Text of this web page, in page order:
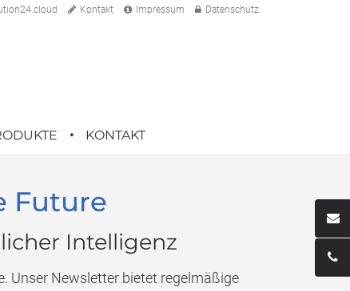
Kontakt Impressum Datenschutz
KONTAKT
Future
Intelligenz
Unser Newsletter bietet regelmäßige